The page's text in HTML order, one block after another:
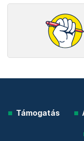
Támogatás